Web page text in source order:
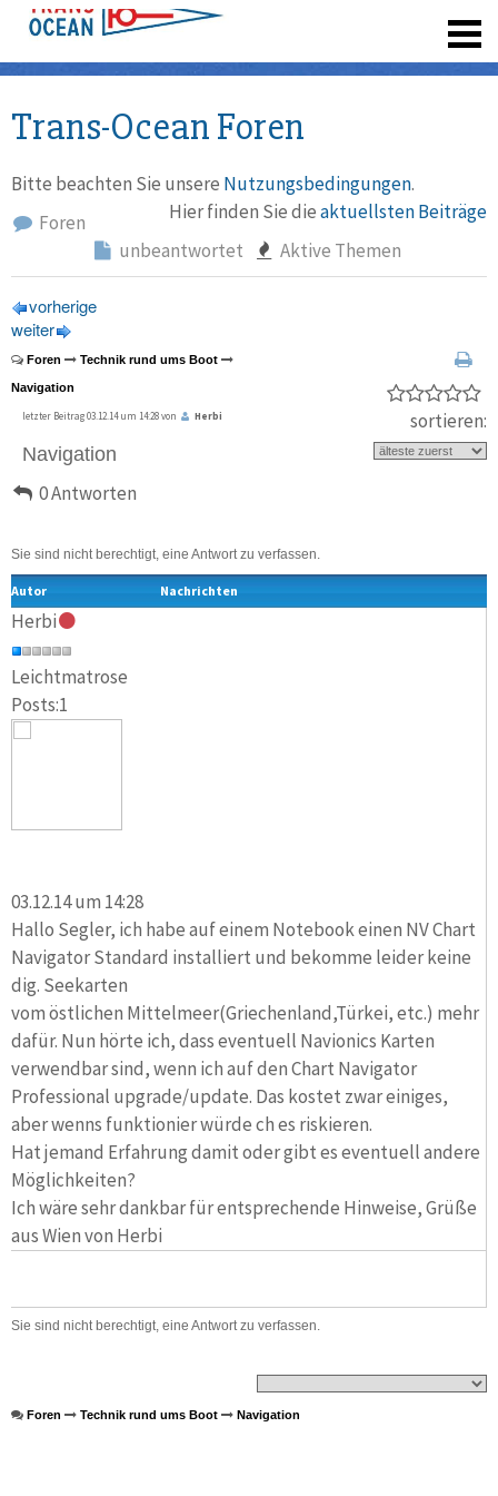
Trans-Ocean Foren
Bitte beachten Sie unsere Nutzungsbedingungen.
Hier finden Sie dieaktuellsten Beiträge
Foren
unbeantwortet
Aktive Themen
vorherige
weiter
Foren Technik rund ums Boot
Navigation
letzter Beitrag 03.12.14 um 14:28 von Herbi
Navigation
0 Antworten
sortieren:
Sie sind nicht berechtigt, eine Antwort zu verfassen.
Autor Nachrichten
Herbi
Leichtmatrose
Posts:1
03.12.14 um 14:28
Hallo Segler, ich habe auf einem Notebook einen NV Chart
Navigator Standard installiert und bekomme leider keine
dig. Seekarten
vom östlichen Mittelmeer(Griechenland,Türkei, etc.) mehr
dafür. Nun hörte ich, dass eventuell Navionics Karten
verwendbar sind, wenn ich auf den Chart Navigator
Professional upgrade/update. Das kostet zwar einiges,
aber wenns funktionier würde ch es riskieren.
Hat jemand Erfahrung damit oder gibt es eventuell andere
Möglichkeiten?
Ich wäre sehr dankbar für entsprechende Hinweise, Grüße
aus Wien von Herbi
Sie sind nicht berechtigt, eine Antwort zu verfassen.
Foren Technik rund ums Boot Navigation